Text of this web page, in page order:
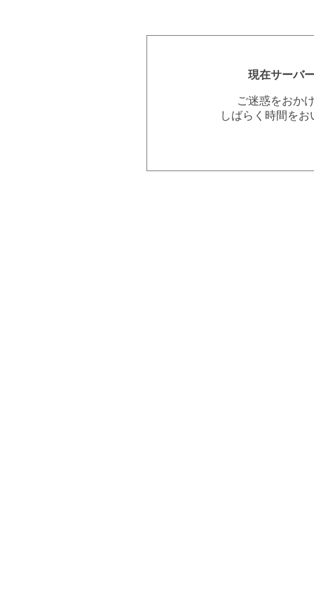
現在サーバ
ご迷惑をおか
しばらく時間を